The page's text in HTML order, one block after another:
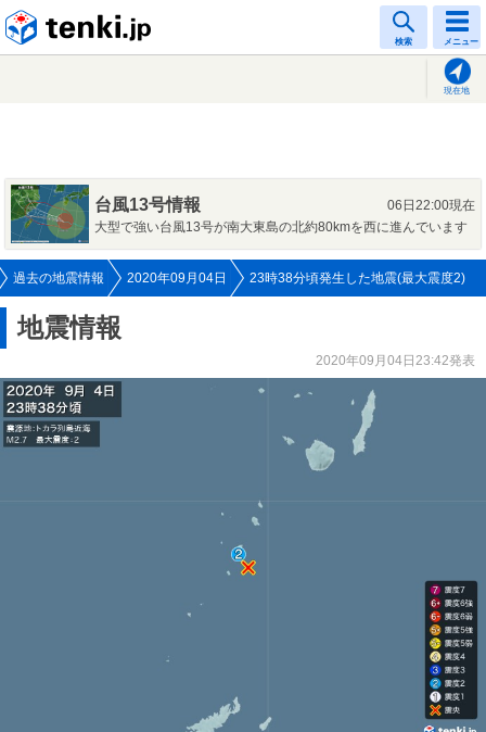
検索 メニュー
現在地
台風13号情報
06日22:00現在
大型で強い台風13号が南大東島の北約80kmを西に進んでいます
過去の地震情報 2020年09月04日 23時38分頃発生した地震(最大震度2)
地震情報
2020年09月04日23:42発表